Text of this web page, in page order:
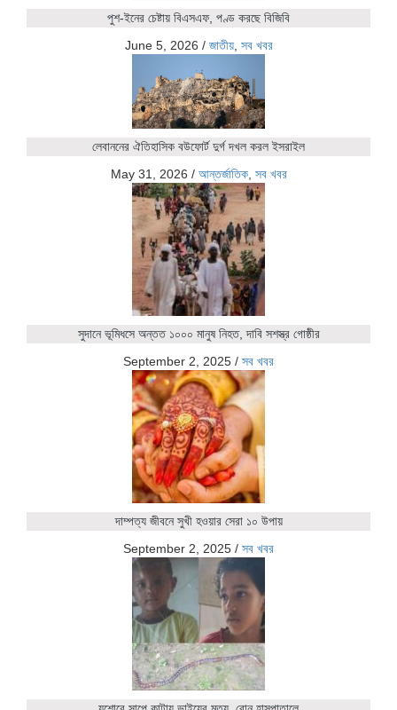
পুশ-ইনের চেষ্টায় বিএসএফ, পণ্ড করছে বিজিবি
June 5, 2026 / জাতীয়, সব খবর
লেবাননের ঐতিহাসিক বউফোর্ট দুর্গ দখল করল ইসরাইল
May 31, 2026 / আন্তর্জাতিক, সব খবর
সুদানে ভূমিধসে অন্তত ১০০০ মানুষ নিহত, দাবি সশস্ত্র গোষ্ঠীর
September 2, 2025 / সব খবর
দাম্পত্য জীবনে সুখী হওয়ার সেরা ১০ উপায়
September 2, 2025 / সব খবর